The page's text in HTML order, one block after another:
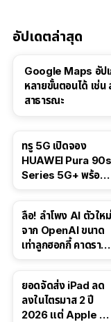
อัปเดตล่าสุด
Google Maps อัป
หลายขั้นตอนได้ เช่
สาธารณะ
ทรู 5G เปิดจอง
HUAWEI Pura 90s
Series 5G+ พร้อม
ลือ! ลำโพง AI ตัวใหม่
จาก OpenAI ขนาด
เท่าลูกฮอกกี้ คาดราคา
ยอดจัดส่ง iPad ลด
ลงในไตรมาส 2 ปี
2026 แต่ Apple ยัง